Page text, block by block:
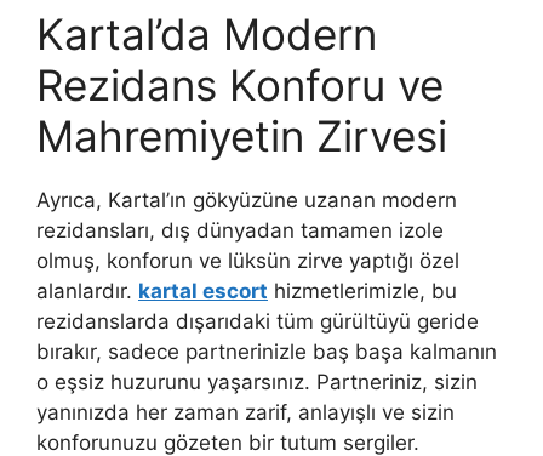
Kartal’da Modern
Rezidans Konforu ve
Mahremiyetin Zirvesi
Ayrıca, Kartal’ın gökyüzüne uzanan modern
rezidansları, dış dünyadan tamamen izole
olmuş, konforun ve lüksün zirve yaptığı özel
alanlardır. kartal escort hizmetlerimizle, bu
rezidanslarda dışarıdaki tüm gürültüyü geride
bırakır, sadece partnerinizle baş başa kalmanın
o eşsiz huzurunu yaşarsınız. Partneriniz, sizin
yanınızda her zaman zarif, anlayışlı ve sizin
konforunuzu gözeten bir tutum sergiler.